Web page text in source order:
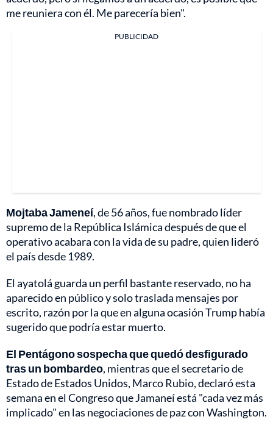
me reuniera con él. Me parecería bien".
PUBLICIDAD
Mojtaba Jameneí, de 56 años, fue nombrado líder
supremo de la República Islámica después de que el
operativo acabara con la vida de su padre, quien lideró
el país desde 1989.
El ayatolá guarda un perfil bastante reservado, no ha
aparecido en público y solo traslada mensajes por
escrito, razón por la que en alguna ocasión Trump había
sugerido que podría estar muerto.
El Pentágono sospecha que quedó desfigurado
tras un bombardeo, mientras que el secretario de
Estado de Estados Unidos, Marco Rubio, declaró esta
semana en el Congreso que Jamaneí está "cada vez más
implicado" en las negociaciones de paz con Washington.